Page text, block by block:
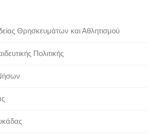
Θρησκευμάτων και Αθλητισμού
Πολιτικής